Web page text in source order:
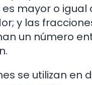
mayor o igual
y las
un número
se utilizan en